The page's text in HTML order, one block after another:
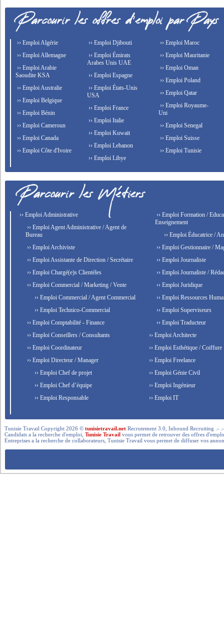
›› Emploi Algérie
›› Emploi Allemagne
›› Emploi Arabie
Saoudite KSA
›› Emploi Australie
›› Emploi Belgique
›› Emploi Bénin
›› Emploi Cameroun
›› Emploi Canada
›› Emploi Côte d'Ivoire
›› Emploi Djibouti
›› Emploi Émirats
Arabes Unis UAE
›› Emploi Espagne
›› Emploi États-Unis
USA
›› Emploi France
›› Emploi Italie
›› Emploi Kuwait
›› Emploi Lebanon
›› Emploi Libye
›› Emploi Maroc
›› Emploi Mauritanie
›› Emploi Oman
›› Emploi Poland
›› Emploi Qatar
›› Emploi Royaume-
Uni
›› Emploi Senegal
›› Emploi Suisse
›› Emploi Tunisie
›› Emploi Administrative
›› Emploi Agent Administrative / Agent de
Bureau
›› Emploi Archiviste
›› Emploi Assistante de Direction / Secrétaire
›› Emploi Chargé(e)s Clientèles
›› Emploi Commercial / Marketing / Vente
›› Emploi Commercial / Agent Commercial
›› Emploi Technico-Commercial
›› Emploi Comptabilité - Finance
›› Emploi Conseillers / Consultants
›› Emploi Coordinateur
›› Emploi Directeur / Manager
›› Emploi Chef de projet
›› Emploi Chef d’équipe
›› Emploi Responsable
›› Emploi Formation /
Enseignement
›› Emploi Éducatrice /
›› Emploi Gestionnaire /
›› Emploi Journaliste
›› Emploi Journaliste /
›› Emploi Juridique
›› Emploi Ressources
›› Emploi Superviseurs
›› Emploi Traducteur
›› Emploi Architecte
›› Emploi Esthétique / Coiffure
›› Emploi Freelance
›› Emploi Génie Civil
›› Emploi Ingénieur
›› Emploi IT
Tunisie Travail Copyright 2026 ©tunisietravail.net Recrutement 3.0, Inbound Recruiting .-
Candidats a la recherche d'emploi,Tunisie Travail vous permet de retrouver des offres
Entreprises a la recherche de collaborateurs, Tunisie Travail vous permet de diffuser vos